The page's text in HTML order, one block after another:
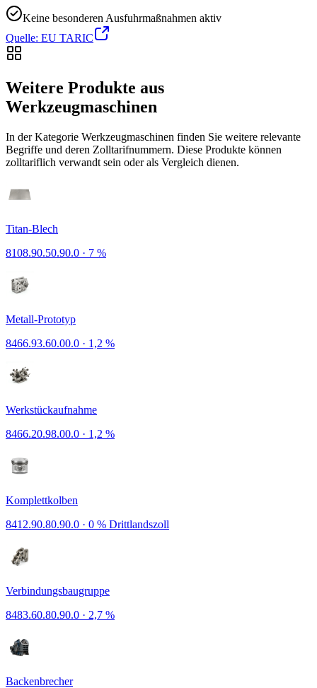
Keine besonderen Ausfuhrmaßnahmen aktiv
Quelle: EU TARIC
Weitere Produkte aus
Werkzeugmaschinen
In der Kategorie Werkzeugmaschinen finden Sie weitere relevante
Begriffe und deren Zolltarifnummern. Diese Produkte können
zolltariflich verwandt sein oder als Vergleich dienen.
Titan-Blech
8108.90.50.90.0 · 7 %
Metall-Prototyp
8466.93.60.00.0 · 1,2 %
Werkstückaufnahme
8466.20.98.00.0 · 1,2 %
Komplettkolben
8412.90.80.90.0 · 0 % Drittlandszoll
Verbindungsbaugruppe
8483.60.80.90.0 · 2,7 %
Backenbrecher